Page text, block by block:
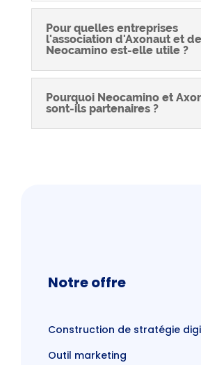
Pour quelles entreprises
l'association d'Axonaut et de
Neocamino est-elle utile ?
Pourquoi Neocamino et
sont-ils partenaires ?
Notre offre
Construction de stratégie
Outil marketing